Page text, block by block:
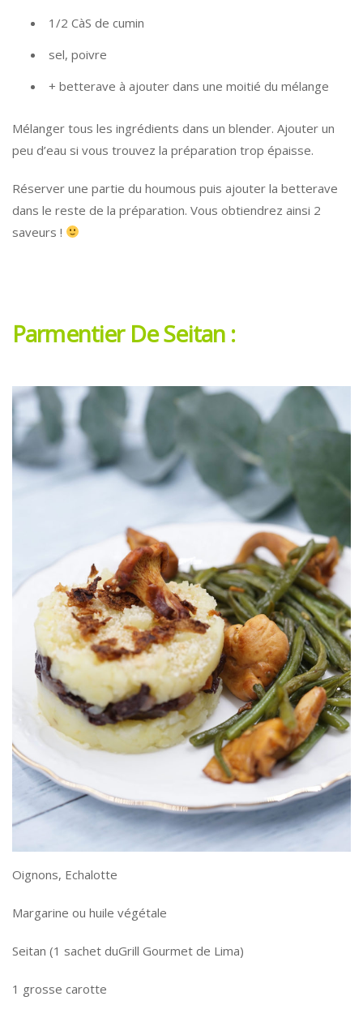
1/2 CàS de cumin
sel, poivre
+ betterave à ajouter dans une moitié du mélange
Mélanger tous les ingrédients dans un blender. Ajouter un
peu d’eau si vous trouvez la préparation trop épaisse.
Réserver une partie du houmous puis ajouter la betterave
dans le reste de la préparation. Vous obtiendrez ainsi 2
saveurs !
Parmentier De Seitan :
Oignons, Echalotte
Margarine ou huile végétale
Seitan (1 sachet duGrill Gourmet de Lima)
1 grosse carotte